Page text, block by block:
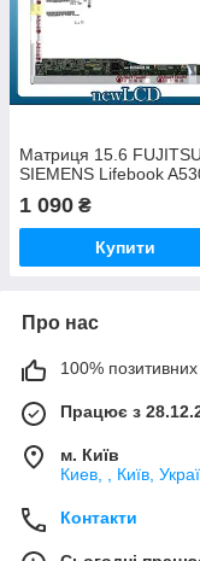
Матриця 15.6 FUJITSU
SIEMENS Lifebook
1 090 ₴
Купити
Про нас
100% позитивних
Працює з
м. Київ
Киев, , Київ,
Контакти